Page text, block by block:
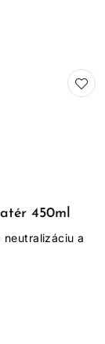
450ml
neutralizáciu a